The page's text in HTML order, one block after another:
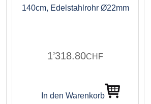
140cm, Edelstahlrohr Ø22mm
1’318.80CHF
In den Warenkorb